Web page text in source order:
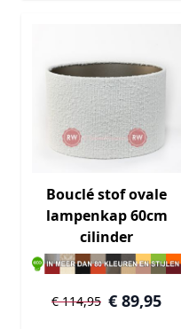
Bouclé stof ovale
lampenkap 60cm
cilinder
€ 89,95
€ 114,95